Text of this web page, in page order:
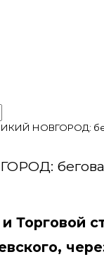
НОВГОРОД:
Торговой